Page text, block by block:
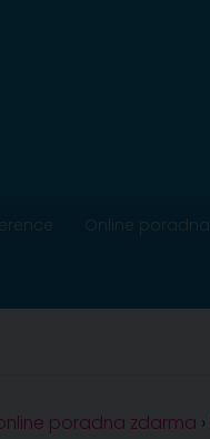
Online poradna
poradna zdarma ›